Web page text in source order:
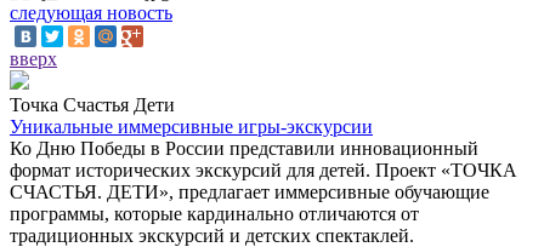
следующая новость
вверх
Точка Счастья Дети
Уникальные иммерсивные игры-экскурсии
Ко Дню Победы в России представили инновационный
формат исторических экскурсий для детей. Проект «ТОЧКА
СЧАСТЬЯ. ДЕТИ», предлагает иммерсивные обучающие
программы, которые кардинально отличаются от
традиционных экскурсий и детских спектаклей.